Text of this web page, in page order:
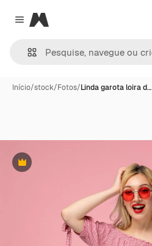
Close menu
Magnific
Início/stock/Fotos/Linda garota loira d…
Premium